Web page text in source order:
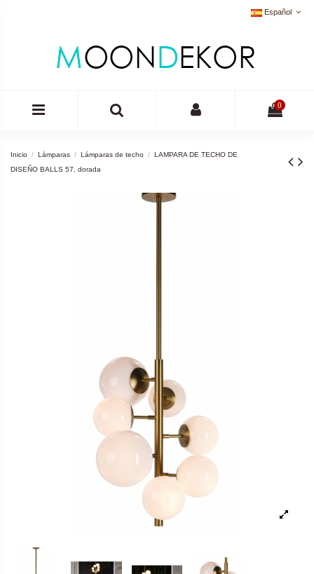
Español
0
Inicio Lámparas Lámparas de techo
LAMPARA DE TECHO DE
DISEÑO BALLS 57, dorada